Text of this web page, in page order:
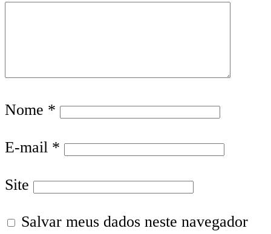
Nome *
E-mail *
Site
Salvar meus dados neste navegador